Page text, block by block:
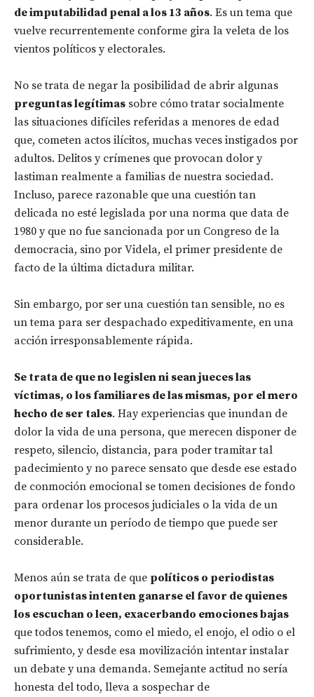
de imputabilidad penal a los 13 años. Es un tema que
vuelve recurrentemente conforme gira la veleta de los
vientos políticos y electorales.
No se trata de negar la posibilidad de abrir algunas
preguntas legítimas sobre cómo tratar socialmente
las situaciones difíciles referidas a menores de edad
que, cometen actos ilícitos, muchas veces instigados por
adultos. Delitos y crímenes que provocan dolor y
lastiman realmente a familias de nuestra sociedad.
Incluso, parece razonable que una cuestión tan
delicada no esté legislada por una norma que data de
1980 y que no fue sancionada por un Congreso de la
democracia, sino por Videla, el primer presidente de
facto de la última dictadura militar.
Sin embargo, por ser una cuestión tan sensible, no es
un tema para ser despachado expeditivamente, en una
acción irresponsablemente rápida.
Se trata de que no legislen ni sean jueces las
víctimas, o los familiares de las mismas, por el mero
hecho de ser tales. Hay experiencias que inundan de
dolor la vida de una persona, que merecen disponer de
respeto, silencio, distancia, para poder tramitar tal
padecimiento y no parece sensato que desde ese estado
de conmoción emocional se tomen decisiones de fondo
para ordenar los procesos judiciales o la vida de un
menor durante un período de tiempo que puede ser
considerable.
Menos aún se trata de que políticos o periodistas
oportunistas intenten ganarse el favor de quienes
los escuchan o leen, exacerbando emociones bajas
que todos tenemos, como el miedo, el enojo, el odio o el
sufrimiento, y desde esa movilización intentar instalar
un debate y una demanda. Semejante actitud no sería
honesta del todo, lleva a sospechar de